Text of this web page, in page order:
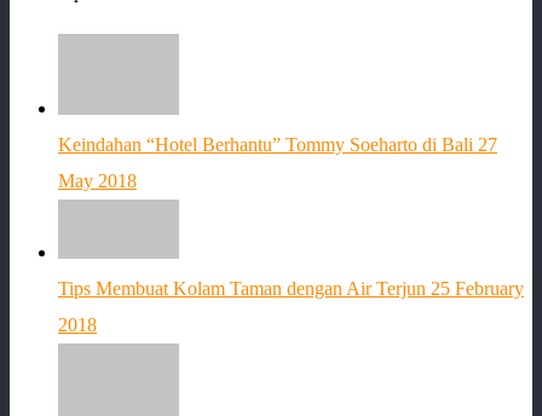
Keindahan “Hotel Berhantu” Tommy Soeharto di Bali 27
May 2018
Tips Membuat Kolam Taman dengan Air Terjun 25 February
2018